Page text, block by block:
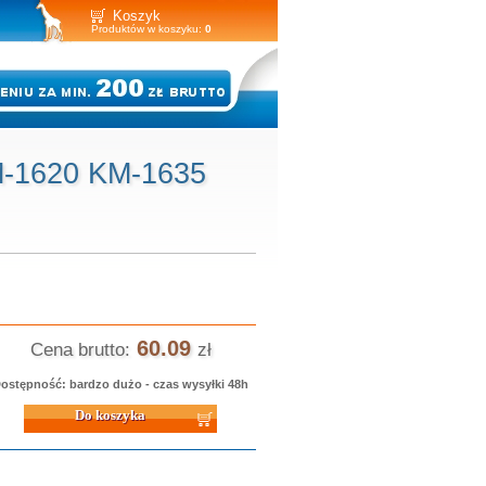
Koszyk
Produktów w koszyku: 0
1620 KM-1635
Cena brutto: 60.09 zł
bardzo dużo - czas wysyłki 48h
koszyka